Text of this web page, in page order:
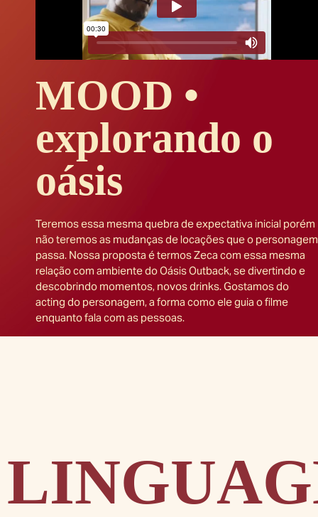
MOOD •
explorando o
oásis
Teremos essa mesma quebra de expectativa inicial porém
não teremos as mudanças de locações que o personagem
passa. Nossa proposta é termos Zeca com essa mesma
relação com ambiente do Oásis Outback, se divertindo e
descobrindo momentos, novos drinks. Gostamos do
acting do personagem, a forma como ele guia o filme
enquanto fala com as pessoas.